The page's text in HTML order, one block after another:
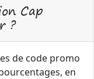
Cap
?
de code promo
en